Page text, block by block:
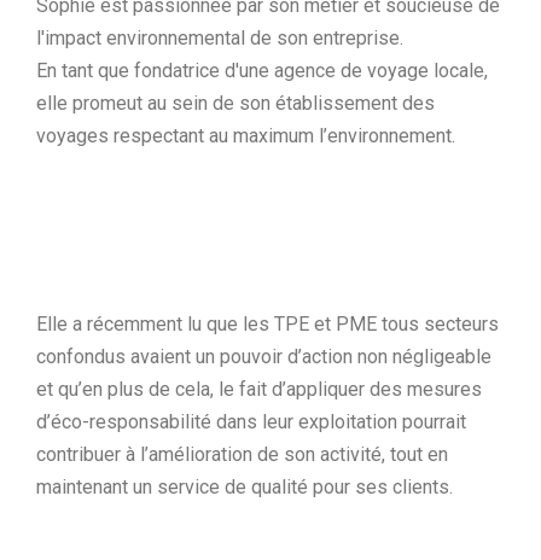
Sophie est passionnée par son métier et soucieuse de
l'impact environnemental de son entreprise.
En tant que fondatrice d'une agence de voyage locale,
elle promeut au sein de son établissement des
voyages respectant au maximum l’environnement.
Elle a récemment lu que les TPE et PME tous secteurs
confondus avaient un pouvoir d’action non négligeable
et qu’en plus de cela, le fait d’appliquer des mesures
d’éco-responsabilité dans leur exploitation pourrait
contribuer à l’amélioration de son activité, tout en
maintenant un service de qualité pour ses clients.